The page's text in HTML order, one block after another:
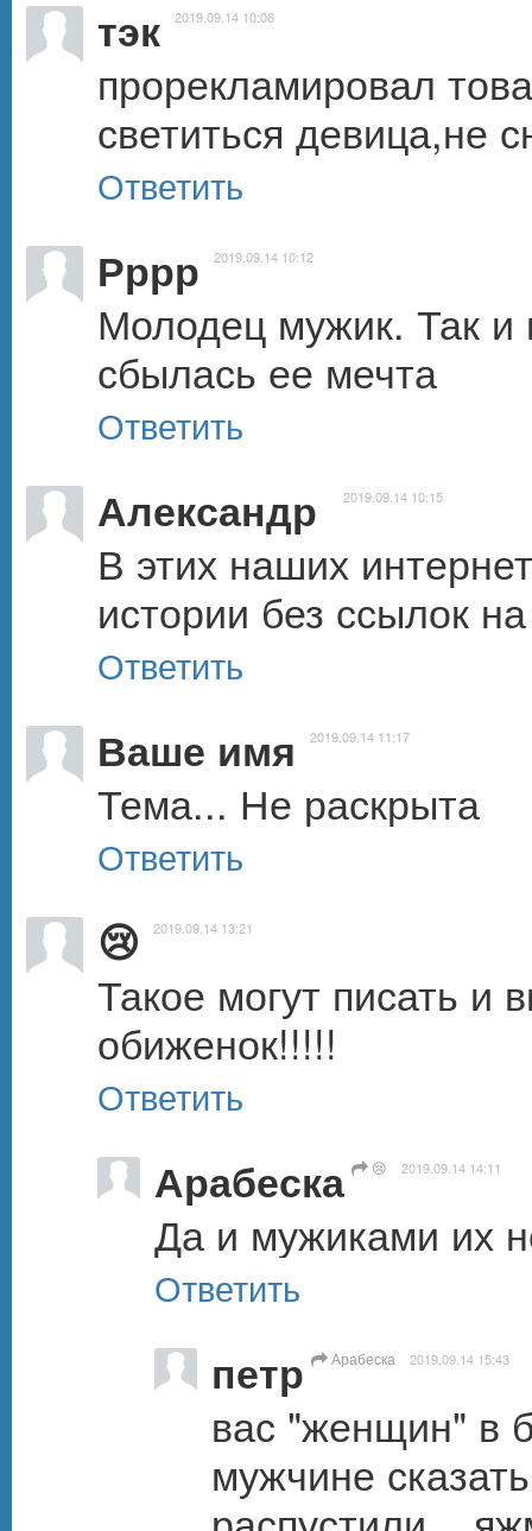
тэк 2019.09.14 10:06
прорекламировал
светиться девица,не
Ответить
Рррр 2019.09.14 10:12
Молодец мужик. Так и
сбылась ее мечта
Ответить
Александр 2019.09.14 10:15
В этих наших
истории без ссылок
Ответить
Ваше имя 2019.09.14 11:17
Тема... Не раскрыта
Ответить
😢 2019.09.14 13:21
Такое могут писать
обиженок!!!!!
Ответить
Арабеска 😢 2019.09.14 14:11
Да и мужиками их
Ответить
петр Арабеска 2019.09.14 15:43
вас "женщин" в
мужчине